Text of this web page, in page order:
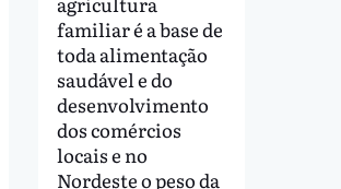
familiar é a base de
toda alimentação
saudável e do
desenvolvimento
dos comércios
locais e no
Nordeste o peso da